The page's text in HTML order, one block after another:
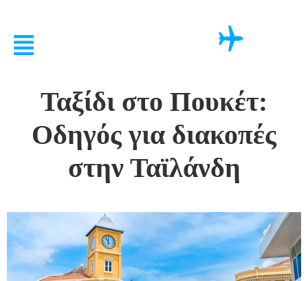
Ταξίδι στο Πουκέτ:
Οδηγός για διακοπές
στην Ταϊλάνδη